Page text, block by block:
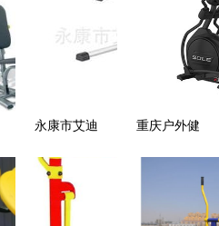
永康市艾迪
健身器材产
重庆户外健